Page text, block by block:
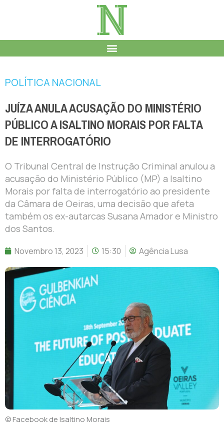
POLÍTICA NACIONAL
JUÍZA ANULA ACUSAÇÃO DO MINISTÉRIO
PÚBLICO A ISALTINO MORAIS POR FALTA
DE INTERROGATÓRIO
O Tribunal Central de Instrução Criminal anulou a
acusação do Ministério Público (MP) a Isaltino
Morais por falta de interrogatório ao presidente
da Câmara de Oeiras, uma decisão que afeta
também os ex-autarcas Susana Amador e Ministro
dos Santos.
Novembro 13, 2023 15:30 Agência Lusa
© Facebook de Isaltino Morais